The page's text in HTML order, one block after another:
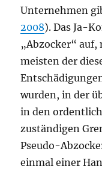
Unternehmen
2008). Das Ja-
„Abzocker“ auf,
meisten der
wurden, in der
in den
zuständigen
Pseudo-
einmal einer